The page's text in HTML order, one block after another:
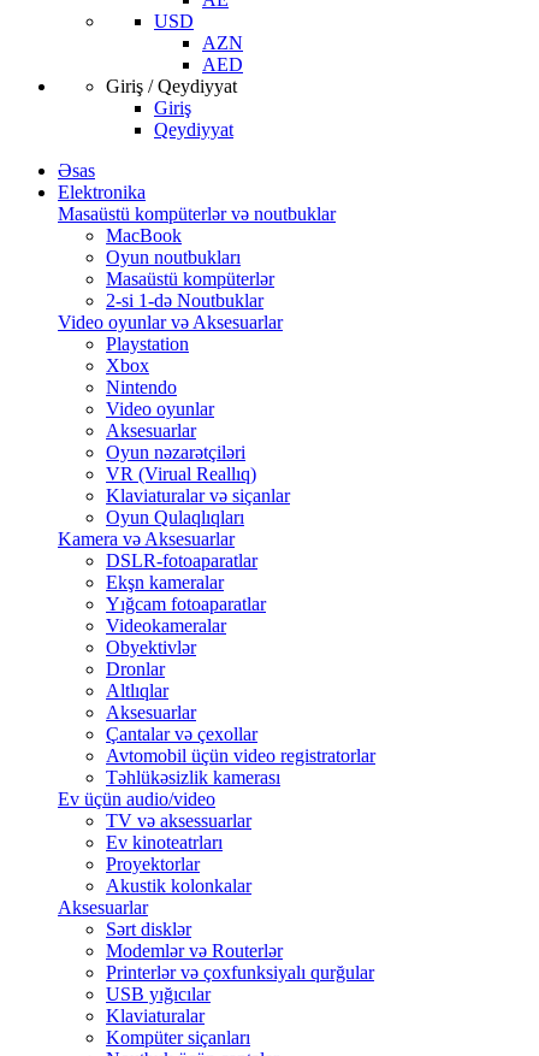
USD
AZN
AED
Giriş / Qeydiyyat
Giriş
Qeydiyyat
Əsas
Elektronika
Masaüstü kompüterlər və noutbuklar
MacBook
Oyun noutbukları
Masaüstü kompüterlər
2-si 1-də Noutbuklar
Video oyunlar və Aksesuarlar
Playstation
Xbox
Nintendo
Video oyunlar
Aksesuarlar
Oyun nəzarətçiləri
VR (Virual Reallıq)
Klaviaturalar və siçanlar
Oyun Qulaqlıqları
Kamera və Aksesuarlar
DSLR-fotoaparatlar
Ekşn kameralar
Yığcam fotoaparatlar
Videokameralar
Obyektivlər
Dronlar
Altlıqlar
Aksesuarlar
Çantalar və çexollar
Avtomobil üçün video registratorlar
Təhlükəsizlik kamerası
Ev üçün audio/video
TV və aksessuarlar
Ev kinoteatrları
Proyektorlar
Akustik kolonkalar
Aksesuarlar
Sərt disklər
Modemlər və Routerlər
Printerlər və çoxfunksiyalı qurğular
USB yığıcılar
Klaviaturalar
Kompüter siçanları